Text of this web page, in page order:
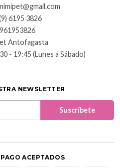
6195 3826
Antofagasta
- 19:45 (Lunes a Sábado)
NEWSLETTER
ACEPTADOS